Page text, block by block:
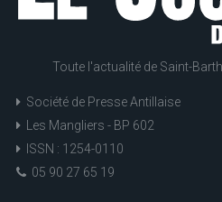
Toute l'actualité de Saint-
Société de Presse Antillaise
Les Mangliers - BP 602
ISSN : 1254-0110
05 90 27 65 19